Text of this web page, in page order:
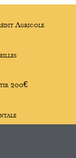
Agricole
200€